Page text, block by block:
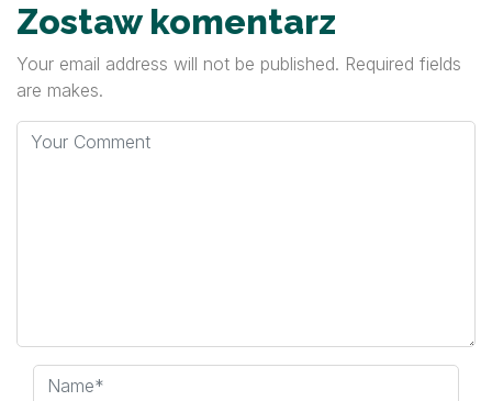
Zostaw komentarz
Your email address will not be published. Required fields
are makes.